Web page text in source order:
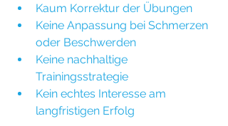
Kaum Korrektur der Übungen
Keine Anpassung bei Schmerzen
oder Beschwerden
Keine nachhaltige
Trainingsstrategie
Kein echtes Interesse am
langfristigen Erfolg